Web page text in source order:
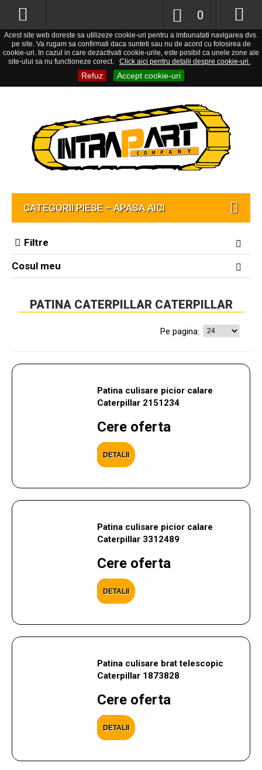
Acest site web doreste sa utilizeze cookie-uri pentru a imbunatati navigarea dvs.
pe site. Va rugam sa confirmati daca sunteti sau nu de acord cu folosirea de
cookie-uri. In cazul in care dezactivati cookie-urile, este posibil ca unele zone ale
site-ului sa nu functioneze corect.
Click aici pentru detalii despre cookie-uri.
Refuz Accept cookie-uri
0
CATEGORII PIESE – APASA AICI
Filtre
Cosul meu
PATINA CATERPILLAR CATERPILLAR
Pe pagina:
Patina culisare picior calare
Caterpillar 2151234
Cere oferta
DETALII
Patina culisare picior calare
Caterpillar 3312489
Cere oferta
DETALII
Patina culisare brat telescopic
Caterpillar 1873828
Cere oferta
DETALII